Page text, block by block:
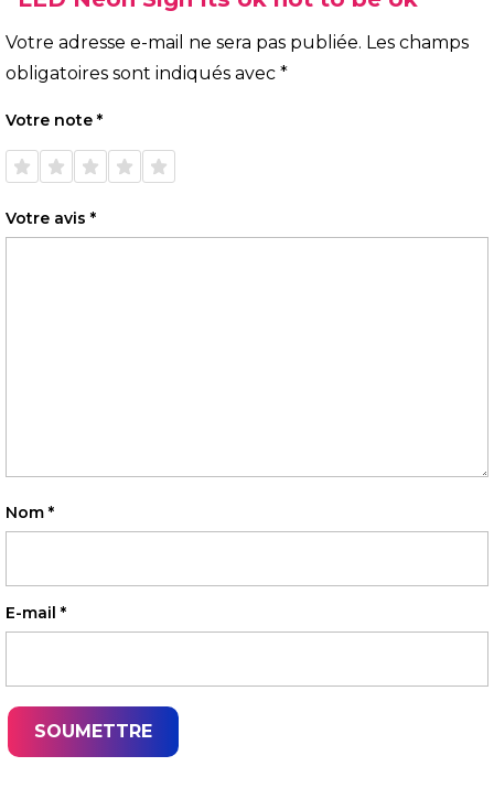
Votre adresse e-mail ne sera pas publiée. Les champs
obligatoires sont indiqués avec *
Votre note *
1 étoile
sur 5
2 étoiles
sur 5
3 étoiles
sur 5
4 étoiles
sur 5
5 étoiles
sur 5
Votre avis *
Nom *
E-mail *